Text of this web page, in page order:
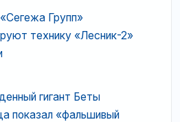
Групп»
технику «Лесник-2»
гигант Беты
показал «фальшивый